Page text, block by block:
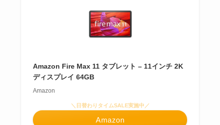
Amazon Fire Max 11 タブレット – 11インチ 2K
ディスプレイ 64GB
Amazon
＼日替わりタイムSALE実施中／
Amazon